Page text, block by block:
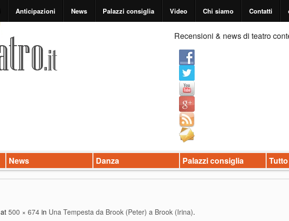
Anticipazioni News Palazzi consiglia Video Chi siamo Contatti
Recensioni & news di teatro
News Danza Palazzi consiglia
at 500 × 674 in Una Tempesta da Brook (Peter) a Brook (Irina).